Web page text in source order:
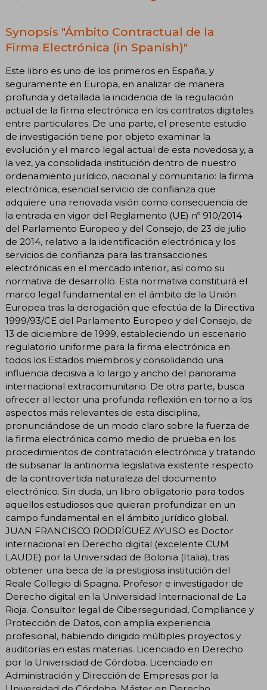
Synopsis "Ámbito Contractual de la
Firma Electrónica (in Spanish)"
Este libro es uno de los primeros en España, y
seguramente en Europa, en analizar de manera
profunda y detallada la incidencia de la regulación
actual de la firma electrónica en los contratos digitales
entre particulares. De una parte, el presente estudio
de investigación tiene por objeto examinar la
evolución y el marco legal actual de esta novedosa y, a
la vez, ya consolidada institución dentro de nuestro
ordenamiento jurídico, nacional y comunitario: la firma
electrónica, esencial servicio de confianza que
adquiere una renovada visión como consecuencia de
la entrada en vigor del Reglamento (UE) nº 910/2014
del Parlamento Europeo y del Consejo, de 23 de julio
de 2014, relativo a la identificación electrónica y los
servicios de confianza para las transacciones
electrónicas en el mercado interior, así como su
normativa de desarrollo. Esta normativa constituirá el
marco legal fundamental en el ámbito de la Unión
Europea tras la derogación que efectúa de la Directiva
1999/93/CE del Parlamento Europeo y del Consejo, de
13 de diciembre de 1999, estableciendo un escenario
regulatorio uniforme para la firma electrónica en
todos los Estados miembros y consolidando una
influencia decisiva a lo largo y ancho del panorama
internacional extracomunitario. De otra parte, busca
ofrecer al lector una profunda reflexión en torno a los
aspectos más relevantes de esta disciplina,
pronunciándose de un modo claro sobre la fuerza de
la firma electrónica como medio de prueba en los
procedimientos de contratación electrónica y tratando
de subsanar la antinomia legislativa existente respecto
de la controvertida naturaleza del documento
electrónico. Sin duda, un libro obligatorio para todos
aquellos estudiosos que quieran profundizar en un
campo fundamental en el ámbito jurídico global.
JUAN FRANCISCO RODRÍGUEZ AYUSO es Doctor
internacional en Derecho digital (excelente CUM
LAUDE) por la Universidad de Bolonia (Italia), tras
obtener una beca de la prestigiosa institución del
Reale Collegio di Spagna. Profesor e investigador de
Derecho digital en la Universidad Internacional de La
Rioja. Consultor legal de Ciberseguridad, Compliance y
Protección de Datos, con amplia experiencia
profesional, habiendo dirigido múltiples proyectos y
auditorías en estas materias. Licenciado en Derecho
por la Universidad de Córdoba. Licenciado en
Administración y Dirección de Empresas por la